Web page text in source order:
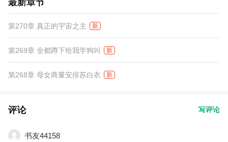
最新章节
第270章 真正的宇宙之主 新
第269章 全都蹲下给我学狗叫 新
第268章 母女商量安排苏白衣 新
评论 写评论
书友44158